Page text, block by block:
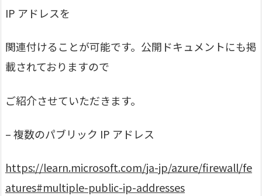
IP アドレスを
関連付けることが可能です。公開ドキュメントにも掲
載されておりますので
ご紹介させていただきます。
– 複数のパブリック IP アドレス
https://learn.microsoft.com/ja-jp/azure/firewall/fe
atures#multiple-public-ip-addresses